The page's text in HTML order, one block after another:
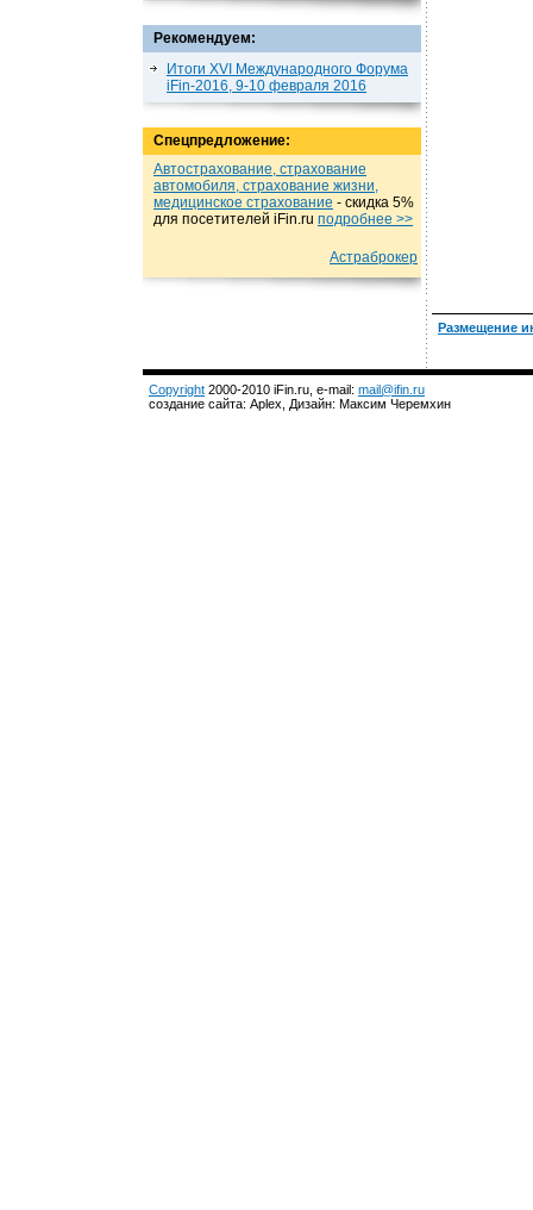
Рекомендуем:
Итоги XVI Международного Форума
iFin-2016, 9-10 февраля 2016
Спецпредложение:
Автострахование, страхование
автомобиля, страхование жизни,
медицинское страхование - cкидка 5%
для посетителей iFin.ru подробнеe >>
Астраброкер
Размещение
Copyright 2000-2010 iFin.ru, e-mail: mail@ifin.ru
создание сайта: Aplex, Дизайн: Максим Черемхин